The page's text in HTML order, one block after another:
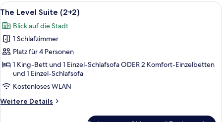
Alle
Fotos
für
The
Level
Suite
(2+2)
anzeigen
Ein modernes Wohnzimmer mit
8
The Level Suite (2+2)
Blick auf die Stadt
1 Schlafzimmer
Platz für 4 Personen
1 King-Bett und 1 Einzel-Schlafsofa ODER 2 Komfort-Einzelbetten
und 1 Einzel-Schlafsofa
Kostenloses WLAN
Weitere Details
Weitere